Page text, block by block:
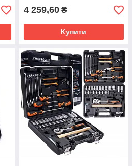
4 259,60 ₴
Купити